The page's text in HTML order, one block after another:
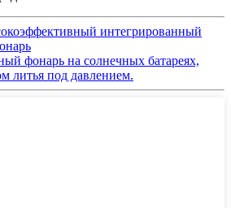
интегрированный
фонарь на солнечных батареях,
литья под давлением.